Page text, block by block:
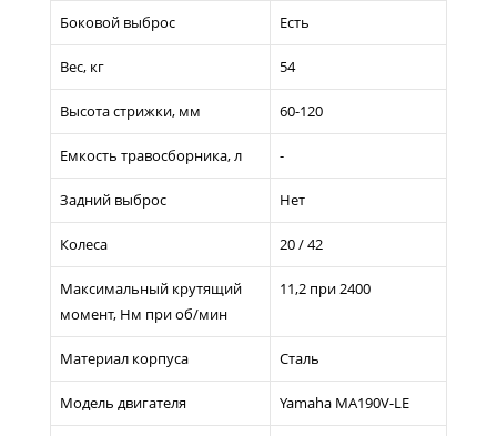
Боковой выброс Есть
Вес, кг 54
Высота стрижки, мм 60-120
Емкость травосборника, л -
Задний выброс Нет
Колеса 20 / 42
Максимальный крутящий
момент, Нм при об/мин
11,2 при 2400
Материал корпуса Сталь
Модель двигателя Yamaha MA190V-LE